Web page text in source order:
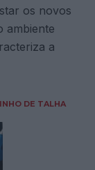
os novos
ambiente
a
DE TALHA